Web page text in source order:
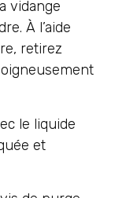
vidange
À l’aide
retirez
le liquide
et